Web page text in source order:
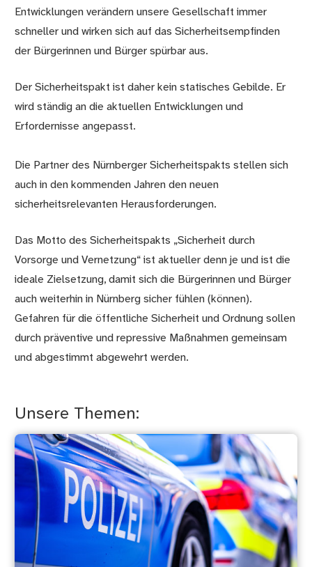
Entwicklungen verändern unsere Gesellschaft immer
schneller und wirken sich auf das Sicherheitsempfinden
der Bürgerinnen und Bürger spürbar aus.
Der Sicherheitspakt ist daher kein statisches Gebilde. Er
wird ständig an die aktuellen Entwicklungen und
Erfordernisse angepasst.
Die Partner des Nürnberger Sicherheitspakts stellen sich
auch in den kommenden Jahren den neuen
sicherheitsrelevanten Herausforderungen.
Das Motto des Sicherheitspakts „Sicherheit durch
Vorsorge und Vernetzung“ ist aktueller denn je und ist die
ideale Zielsetzung, damit sich die Bürgerinnen und Bürger
auch weiterhin in Nürnberg sicher fühlen (können).
Gefahren für die öffentliche Sicherheit und Ordnung sollen
durch präventive und repressive Maßnahmen gemeinsam
und abgestimmt abgewehrt werden.
Unsere Themen: